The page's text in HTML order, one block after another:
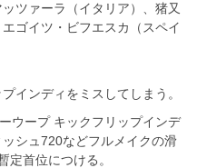
ツァーラ（イタリア）、猪又
ゴイツ・ビフエスカ（スペイ
インディをミスしてしまう。
ウープ キックフリップインデ
シュ720などフルメイクの滑
定首位につける。